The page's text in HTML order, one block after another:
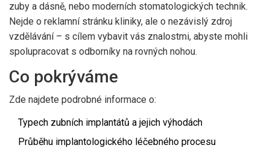
zuby a dásně, nebo moderních stomatologických technik.
Nejde o reklamní stránku kliniky, ale o nezávislý zdroj
vzdělávání – s cílem vybavit vás znalostmi, abyste mohli
spolupracovat s odborníky na rovných nohou.
Co pokrýváme
Zde najdete podrobné informace o:
Typech zubních implantátů a jejich výhodách
Průběhu implantologického léčebného procesu